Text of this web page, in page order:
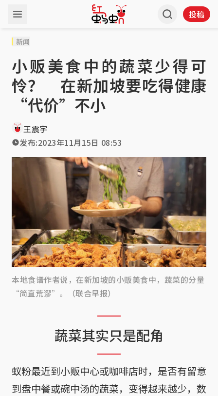
投稿
新闻
小贩美食中的蔬菜少得可
怜？ 在新加坡要吃得健康
“代价”不小
王震宇
发布:2023年11月15日 08:53
本地食谱作者说，在新加坡的小贩美食中，蔬菜的分量
“简直荒谬”。（联合早报）
蔬菜其实只是配角
蚁粉最近到小贩中心或咖啡店时，是否有留意
到盘中餐或碗中汤的蔬菜，变得越来越少，数